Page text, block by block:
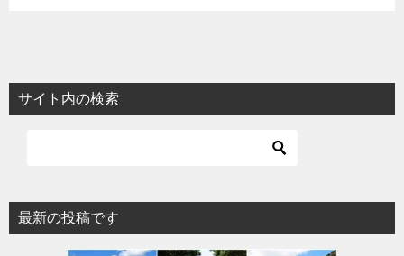
サイト内の検索
最新の投稿です